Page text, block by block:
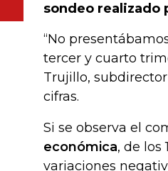
sondeo realizado
“No
tercer y cuarto
Trujillo,
cifras.
Si se observa el
económica, de los
variaciones